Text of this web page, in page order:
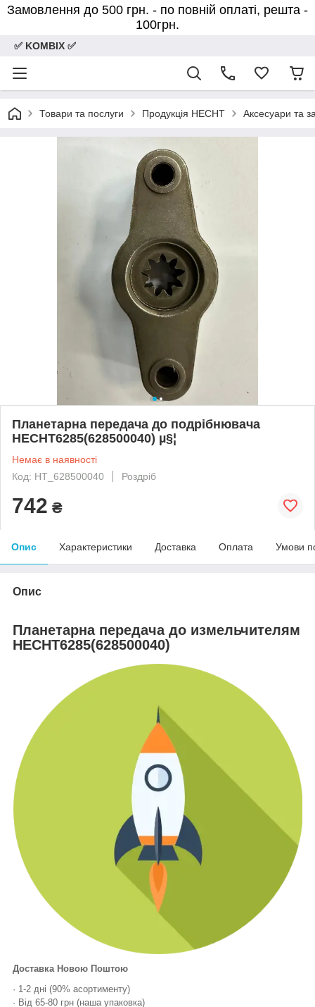
Замовлення до 500 грн. - по повній оплаті, решта -
100грн.
✅ KOMBIX ✅
Товари та послуги Продукція HECHT Аксесуари та
Планетарна передача до подрібнювача
НECHT6285(628500040) µ§¦
Немає в наявності
Код: HT_628500040
Роздріб
742 ₴
Опис Характеристики Доставка Оплата Умови
Опис
Планетарна передача до измельчителям
НЕСНТ6285(628500040)
Доставка Новою Поштою
· 1-2 дні (90% асортименту)
· Від 65-80 грн (наша упаковка)